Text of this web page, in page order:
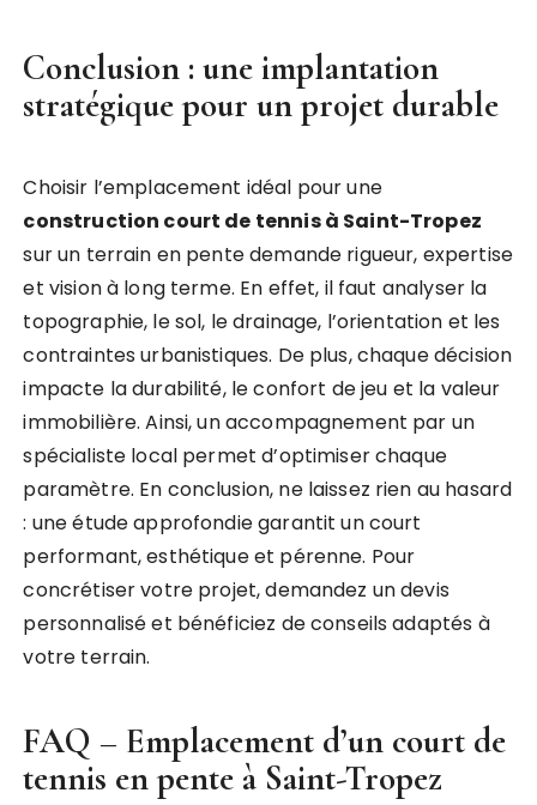
Conclusion : une implantation
stratégique pour un projet durable
Choisir l’emplacement idéal pour une
construction court de tennis à Saint-Tropez
sur un terrain en pente demande rigueur, expertise
et vision à long terme. En effet, il faut analyser la
topographie, le sol, le drainage, l’orientation et les
contraintes urbanistiques. De plus, chaque décision
impacte la durabilité, le confort de jeu et la valeur
immobilière. Ainsi, un accompagnement par un
spécialiste local permet d’optimiser chaque
paramètre. En conclusion, ne laissez rien au hasard
: une étude approfondie garantit un court
performant, esthétique et pérenne. Pour
concrétiser votre projet, demandez un devis
personnalisé et bénéficiez de conseils adaptés à
votre terrain.
FAQ – Emplacement d’un court de
tennis en pente à Saint-Tropez